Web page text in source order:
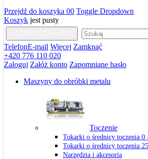
Przejdź do koszyka 00 Toggle Dropdown
Koszyk jest pusty
TelefonE-mail Więcej Zamknąć
+420 776 110 020
Zaloguj Załóż konto Zapomniane hasło
Maszyny do obróbki metalu
Toczenie
Tokarki o średnicy toczenia 0
Tokarki o średnicy toczenia
Narzędzia i akcesoria